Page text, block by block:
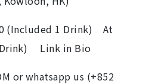
(Included 1 Drink) At
Drink) Link in Bio
or whatsapp us (+852